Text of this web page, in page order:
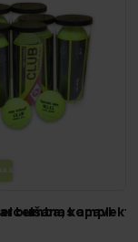
apavi
PIE­GĀ­DE
bumba,